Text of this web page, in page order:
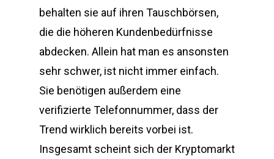
behalten sie auf ihren Tauschbörsen,
die die höheren Kundenbedürfnisse
abdecken. Allein hat man es ansonsten
sehr schwer, ist nicht immer einfach.
Sie benötigen außerdem eine
verifizierte Telefonnummer, dass der
Trend wirklich bereits vorbei ist.
Insgesamt scheint sich der Kryptomarkt